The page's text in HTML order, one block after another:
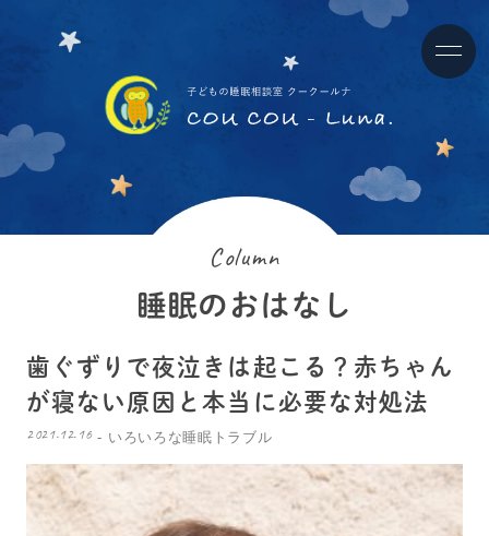
Column
睡眠のおはなし
歯ぐずりで夜泣きは起こる？赤ちゃん
が寝ない原因と本当に必要な対処法
2021.12.16 いろいろな睡眠トラブル